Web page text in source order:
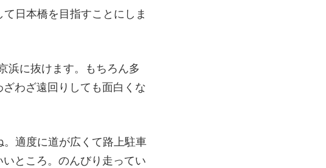
日本橋を目指すことにしま
浜に抜けます。もちろん多
わざ遠回りしても面白くな
適度に道が広くて路上駐車
ところ。のんびり走ってい